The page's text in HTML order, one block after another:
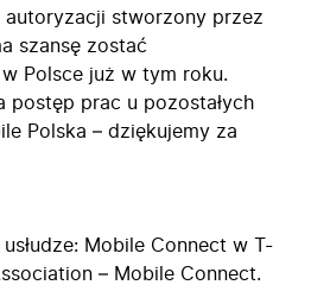
autoryzacji stworzony przez
szansę zostać
Polsce już w tym roku.
postęp prac u pozostałych
Polska – dziękujemy za
Mobile Connect w T-
– Mobile Connect.